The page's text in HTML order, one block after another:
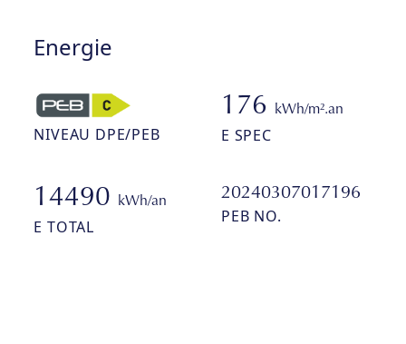
Energie
NIVEAU DPE/PEB
176 kWh/m².an
E SPEC
14490 kWh/an
E TOTAL
20240307017196
PEB NO.